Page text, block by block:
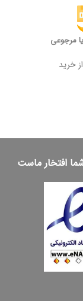
مرجوعی
افتخار ماست